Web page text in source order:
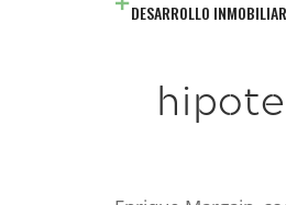
DESARROLLO